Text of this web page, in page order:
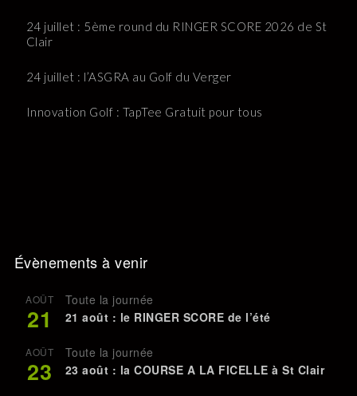
24 juillet : 5ème round du RINGER SCORE 2026 de St
Clair
24 juillet : l’ASGRA au Golf du Verger
Innovation Golf : TapTee Gratuit pour tous
Évènements à venir
AOÛT
21
Toute la journée
21 août : le RINGER SCORE de l’été
AOÛT
23
Toute la journée
23 août : la COURSE A LA FICELLE à St Clair